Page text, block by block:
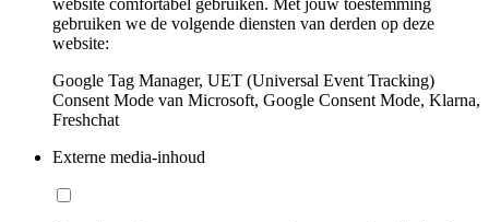
gebruiken we de volgende diensten van derden op deze
website:
Google Tag Manager, UET (Universal Event Tracking)
Consent Mode van Microsoft, Google Consent Mode, Klarna,
Freshchat
Externe media-inhoud